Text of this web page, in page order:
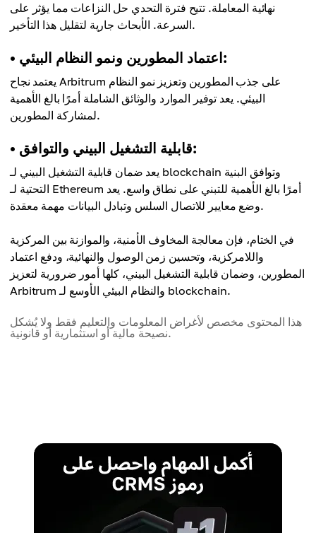
نهائية المعاملة. تتيح فترة التحدي حل النزاعات مما يؤثر على
السرعة. الأبحاث جارية لتقليل هذا التأخير.
• اعتماد المطورين ونمو النظام البيئي:
يعتمد نجاح Arbitrum على جذب المطورين وتعزيز نمو النظام
البيئي. يعد توفير الموارد والوثائق الشاملة أمرًا بالغ الأهمية
لمشاركة المطورين.
• قابلية التشغيل البيني والتوافق:
يعد ضمان قابلية التشغيل البيني لـ blockchain وتوافق البنية
التحتية لـ Ethereum أمرًا بالغ الأهمية للتبني على نطاق واسع. يعد
وضع معايير للاتصال السلس وتبادل البيانات مهمة معقدة.
في الختام، فإن معالجة المخاوف الأمنية، والموازنة بين المركزية
واللامركزية، وتحسين زمن الوصول والنهائية، ودفع اعتماد
المطورين، وضمان قابلية التشغيل البيني، كلها أمور ضرورية لتعزيز
Arbitrum والنظام البيئي الأوسع لـ blockchain.
هذا المحتوى مخصص لأغراض المعلومات والتعليم فقط ولا يُشكل
نصيحة مالية أو استثمارية أو قانونية.